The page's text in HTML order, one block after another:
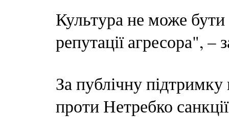
Культура не може
репутації агресора", –
За публічну підтримку
проти Нетребко